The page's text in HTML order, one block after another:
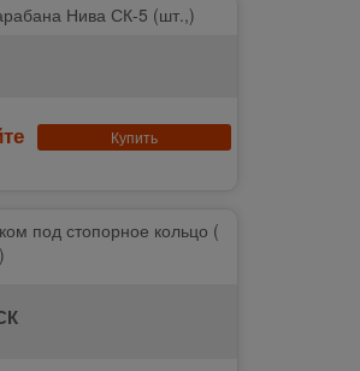
Нива СК-5 (шт.,)
Купить
под стопорное кольцо (